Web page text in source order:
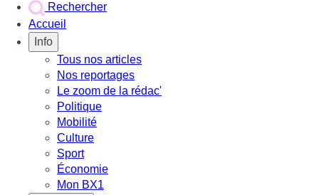
Rechercher
Accueil
Info
Tous nos articles
Nos reportages
Le zoom de la rédac'
Politique
Mobilité
Culture
Sport
Économie
Mon BX1